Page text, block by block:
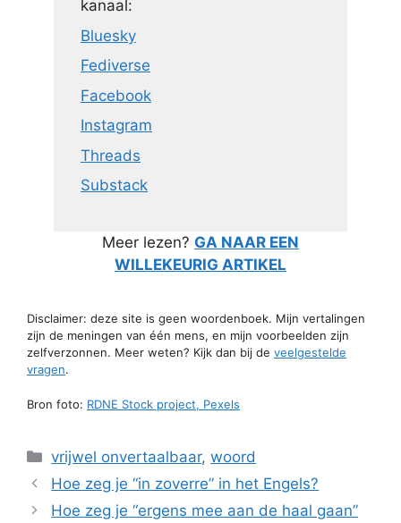
kanaal:
Bluesky
Fediverse
Facebook
Instagram
Threads
Substack
Meer lezen? GA NAAR EEN
WILLEKEURIG ARTIKEL
Disclaimer: deze site is geen woordenboek. Mijn vertalingen
zijn de meningen van één mens, en mijn voorbeelden zijn
zelfverzonnen. Meer weten? Kijk dan bij de veelgestelde
vragen.
Bron foto: RDNE Stock project, Pexels
Categorieën
vrijwel onvertaalbaar,woord
Hoe zeg je “in zoverre” in het Engels?
Hoe zeg je “ergens mee aan de haal gaan”